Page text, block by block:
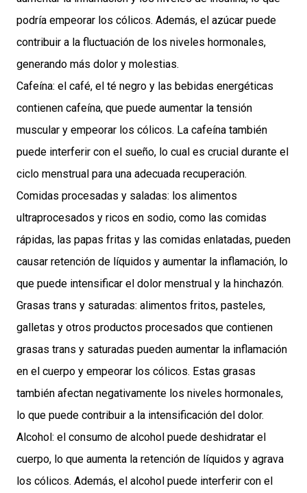
podría empeorar los cólicos. Además, el azúcar puede
contribuir a la fluctuación de los niveles hormonales,
generando más dolor y molestias.
Cafeína: el café, el té negro y las bebidas energéticas
contienen cafeína, que puede aumentar la tensión
muscular y empeorar los cólicos. La cafeína también
puede interferir con el sueño, lo cual es crucial durante el
ciclo menstrual para una adecuada recuperación.
Comidas procesadas y saladas: los alimentos
ultraprocesados y ricos en sodio, como las comidas
rápidas, las papas fritas y las comidas enlatadas, pueden
causar retención de líquidos y aumentar la inflamación, lo
que puede intensificar el dolor menstrual y la hinchazón.
Grasas trans y saturadas: alimentos fritos, pasteles,
galletas y otros productos procesados que contienen
grasas trans y saturadas pueden aumentar la inflamación
en el cuerpo y empeorar los cólicos. Estas grasas
también afectan negativamente los niveles hormonales,
lo que puede contribuir a la intensificación del dolor.
Alcohol: el consumo de alcohol puede deshidratar el
cuerpo, lo que aumenta la retención de líquidos y agrava
los cólicos. Además, el alcohol puede interferir con el